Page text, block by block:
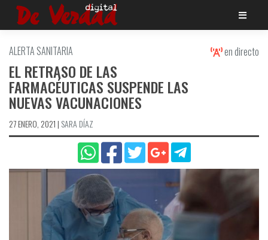
Saltar
ALERTA SANITARIA
EL RETRASO DE LAS
FARMACÉUTICAS SUSPENDE LAS
NUEVAS VACUNACIONES
en directo
27 ENERO, 2021 | SARA DÍAZ